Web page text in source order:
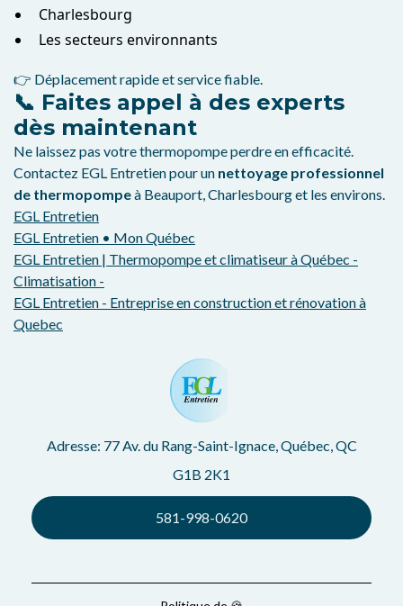
Charlesbourg
Les secteurs environnants
👉 Déplacement rapide et service fiable.
📞 Faites appel à des experts
dès maintenant
Ne laissez pas votre thermopompe perdre en efficacité.
Contactez EGL Entretien pour un nettoyage professionnel
de thermopompeà Beauport, Charlesbourg et les environs.
EGL Entretien
EGL Entretien • Mon Québec
EGL Entretien | Thermopompe et climatiseur à Québec -
Climatisation -
EGL Entretien - Entreprise en construction et rénovation à
Quebec
Adresse: 77 Av. du Rang-Saint-Ignace, Québec, QC
G1B 2K1
581-998-0620